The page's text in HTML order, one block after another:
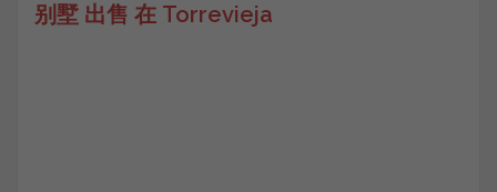
别墅 出售 在 Torrevieja